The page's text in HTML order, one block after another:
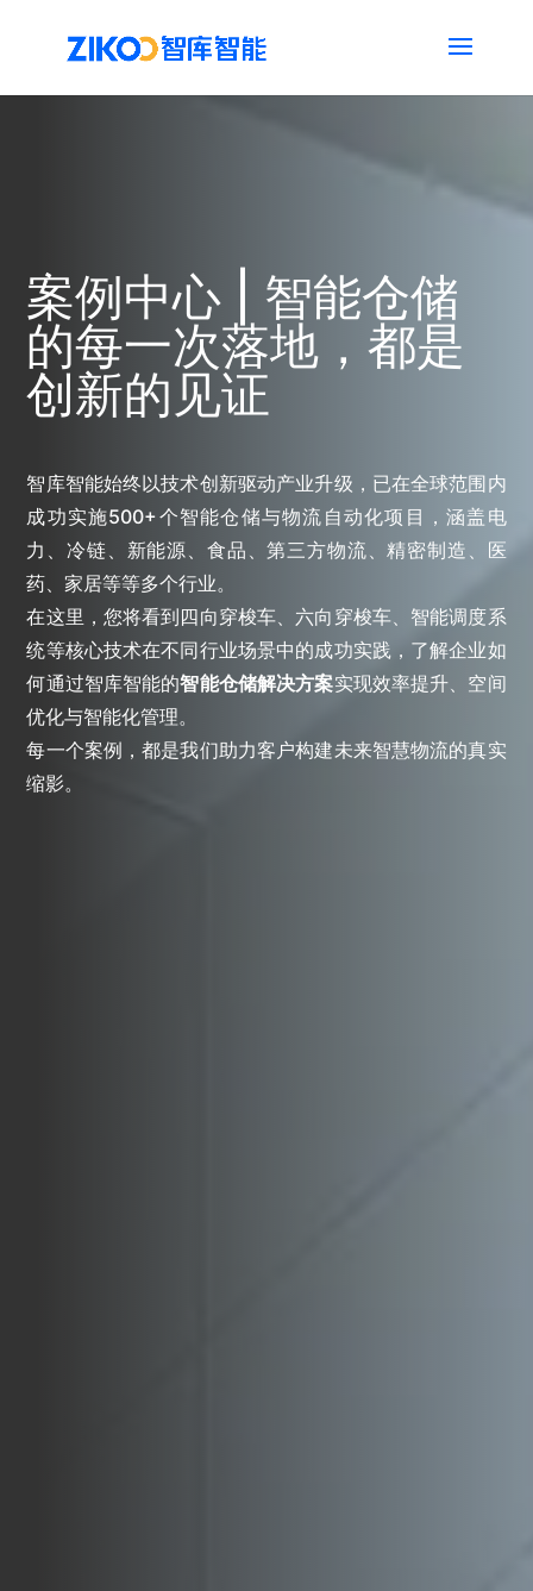
案例中心 | 智能仓储
的每一次落地，都是
创新的见证
智库智能始终以技术创新驱动产业升级，已在全球范围内
成功实施500+个智能仓储与物流自动化项目，涵盖电
力、冷链、新能源、食品、第三方物流、精密制造、医
药、家居等等多个行业。
在这里，您将看到四向穿梭车、六向穿梭车、智能调度系
统等核心技术在不同行业场景中的成功实践，了解企业如
何通过智库智能的智能仓储解决方案实现效率提升、空间
优化与智能化管理。
每一个案例，都是我们助力客户构建未来智慧物流的真实
缩影。